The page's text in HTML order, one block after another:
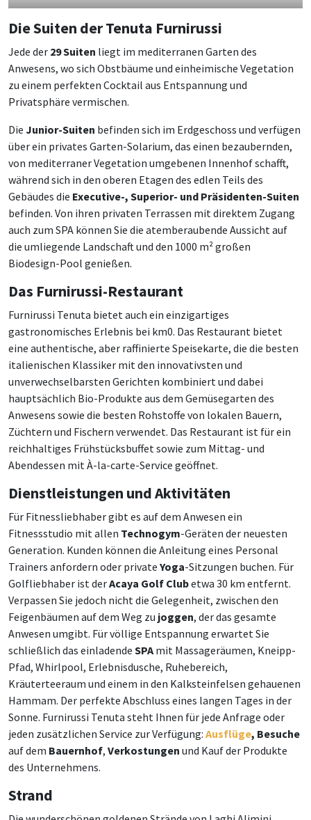
Die Suiten der Tenuta Furnirussi
Jede der 29 Suiten liegt im mediterranen Garten des
Anwesens, wo sich Obstbäume und einheimische Vegetation
zu einem perfekten Cocktail aus Entspannung und
Privatsphäre vermischen.
Die Junior-Suiten befinden sich im Erdgeschoss und verfügen
über ein privates Garten-Solarium, das einen bezaubernden,
von mediterraner Vegetation umgebenen Innenhof schafft,
während sich in den oberen Etagen des edlen Teils des
Gebäudes die Executive-, Superior- und Präsidenten-Suiten
befinden. Von ihren privaten Terrassen mit direktem Zugang
auch zum SPA können Sie die atemberaubende Aussicht auf
die umliegende Landschaft und den 1000 m² großen
Biodesign-Pool genießen.
Das Furnirussi-Restaurant
Furnirussi Tenuta bietet auch ein einzigartiges
gastronomisches Erlebnis bei km0. Das Restaurant bietet
eine authentische, aber raffinierte Speisekarte, die die besten
italienischen Klassiker mit den innovativsten und
unverwechselbarsten Gerichten kombiniert und dabei
hauptsächlich Bio-Produkte aus dem Gemüsegarten des
Anwesens sowie die besten Rohstoffe von lokalen Bauern,
Züchtern und Fischern verwendet. Das Restaurant ist für ein
reichhaltiges Frühstücksbuffet sowie zum Mittag- und
Abendessen mit À-la-carte-Service geöffnet.
Dienstleistungen und Aktivitäten
Für Fitnessliebhaber gibt es auf dem Anwesen ein
Fitnessstudio mit allen Technogym-Geräten der neuesten
Generation. Kunden können die Anleitung eines Personal
Trainers anfordern oder private Yoga-Sitzungen buchen. Für
Golfliebhaber ist derAcaya Golf Clubetwa 30 km entfernt.
Verpassen Sie jedoch nicht die Gelegenheit, zwischen den
Feigenbäumen auf dem Weg zu joggen, der das gesamte
Anwesen umgibt. Für völlige Entspannung erwartet Sie
schließlich das einladende SPAmit Massageräumen, Kneipp-
Pfad, Whirlpool, Erlebnisdusche, Ruhebereich,
Kräuterteeraum und einem in den Kalksteinfelsen gehauenen
Hammam. Der perfekte Abschluss eines langen Tages in der
Sonne. Furnirussi Tenuta steht Ihnen für jede Anfrage oder
jeden zusätzlichen Service zur Verfügung: Ausflüge, Besuche
auf dem Bauernhof, Verkostungen und Kauf der Produkte
des Unternehmens.
Strand